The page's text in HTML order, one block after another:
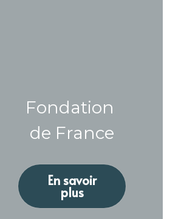
Fondation
de France
En savoir
plus